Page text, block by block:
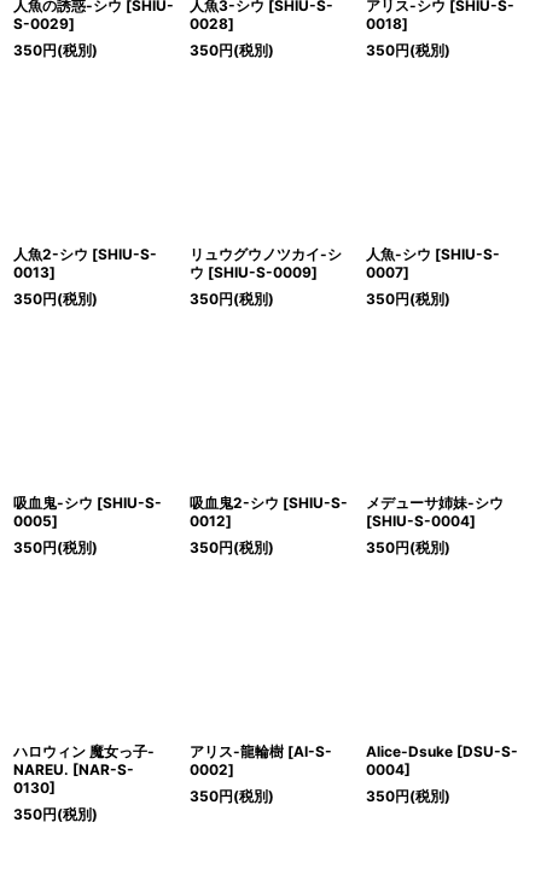
人魚の誘惑-シウ [SHIU-
S-0029]
350円(税別)
人魚3-シウ [SHIU-S-
0028]
350円(税別)
アリス-シウ [SHIU-S-
0018]
350円(税別)
人魚2-シウ [SHIU-S-
0013]
350円(税別)
リュウグウノツカイ-シ
ウ [SHIU-S-0009]
350円(税別)
人魚-シウ [SHIU-S-
0007]
350円(税別)
吸血鬼-シウ [SHIU-S-
0005]
350円(税別)
吸血鬼2-シウ [SHIU-S-
0012]
350円(税別)
メデューサ姉妹-シウ
[SHIU-S-0004]
350円(税別)
ハロウィン 魔女っ子-
NAREU. [NAR-S-
0130]
350円(税別)
アリス-龍輪樹 [AI-S-
0002]
350円(税別)
Alice-Dsuke [DSU-S-
0004]
350円(税別)